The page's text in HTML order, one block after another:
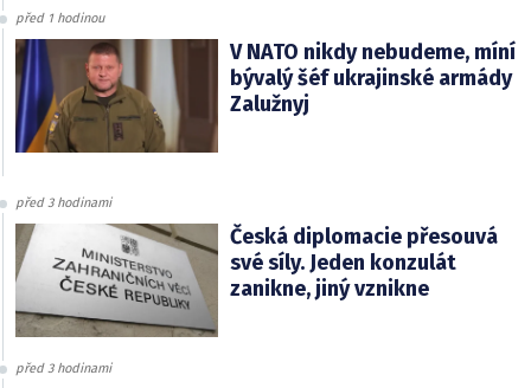
před 1 hodinou
V NATO nikdy nebudeme, míní
bývalý šéf ukrajinské armády
Zalužnyj
před 3 hodinami
Česká diplomacie přesouvá
své síly. Jeden konzulát
zanikne, jiný vznikne
před 3 hodinami